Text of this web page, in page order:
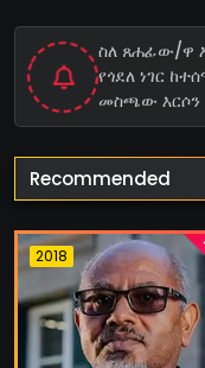
ስለ ጸሐፊው/ዋ
የጎደለ ነገር
መስጫው እርሶን
Recommended
2018